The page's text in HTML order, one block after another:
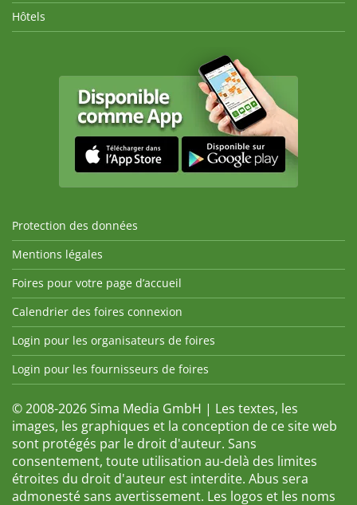
Hôtels
Protection des données
Mentions légales
Foires pour votre page d’accueil
Calendrier des foires connexion
Login pour les organisateurs de foires
Login pour les fournisseurs de foires
© 2008-2026 Sima Media GmbH | Les textes, les
images, les graphiques et la conception de ce site web
sont protégés par le droit d'auteur. Sans
consentement, toute utilisation au-delà des limites
étroites du droit d'auteur est interdite. Abus sera
admonesté sans avertissement. Les logos et les noms